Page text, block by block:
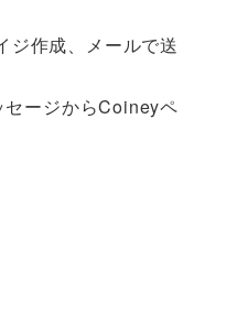
作成、メールで送
ージからCoineyペ